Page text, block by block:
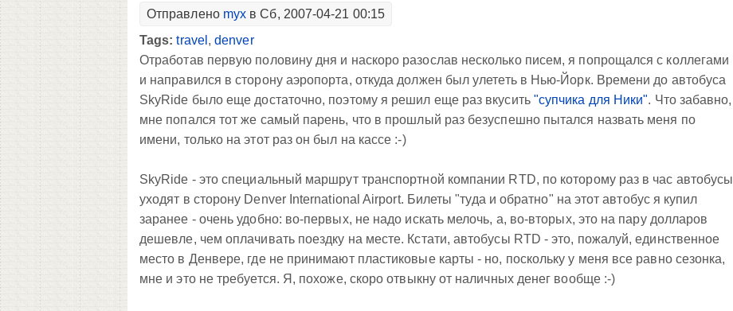
Отправлено myx в Сб, 2007-04-21 00:15
Tags:travel ,denver
Отработав первую половину дня и наскоро разослав несколько писем, я попрощался с коллегами
и направился в сторону аэропорта, откуда должен был улететь в Нью-Йорк. Времени до автобуса
SkyRide было еще достаточно, поэтому я решил еще раз вкусить "супчика для Ники". Что забавно,
мне попался тот же самый парень, что в прошлый раз безуспешно пытался назвать меня по
имени, только на этот раз он был на кассе :-)
SkyRide - это специальный маршрут транспортной компании RTD, по которому раз в час автобусы
уходят в сторону Denver International Airport. Билеты "туда и обратно" на этот автобус я купил
заранее - очень удобно: во-первых, не надо искать мелочь, а, во-вторых, это на пару долларов
дешевле, чем оплачивать поездку на месте. Кстати, автобусы RTD - это, пожалуй, единственное
место в Денвере, где не принимают пластиковые карты - но, поскольку у меня все равно сезонка,
мне и это не требуется. Я, похоже, скоро отвыкну от наличных денег вообще :-)